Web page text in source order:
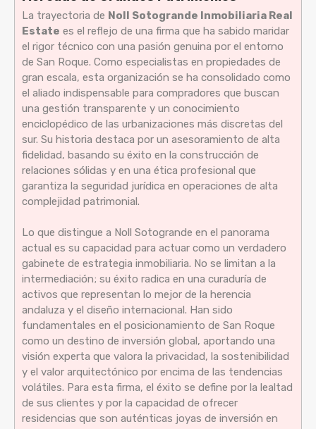
La trayectoria de Noll Sotogrande Inmobiliaria Real
Estate es el reflejo de una firma que ha sabido maridar
el rigor técnico con una pasión genuina por el entorno
de San Roque. Como especialistas en propiedades de
gran escala, esta organización se ha consolidado como
el aliado indispensable para compradores que buscan
una gestión transparente y un conocimiento
enciclopédico de las urbanizaciones más discretas del
sur. Su historia destaca por un asesoramiento de alta
fidelidad, basando su éxito en la construcción de
relaciones sólidas y en una ética profesional que
garantiza la seguridad jurídica en operaciones de alta
complejidad patrimonial.
Lo que distingue a Noll Sotogrande en el panorama
actual es su capacidad para actuar como un verdadero
gabinete de estrategia inmobiliaria. No se limitan a la
intermediación; su éxito radica en una curaduría de
activos que representan lo mejor de la herencia
andaluza y el diseño internacional. Han sido
fundamentales en el posicionamiento de San Roque
como un destino de inversión global, aportando una
visión experta que valora la privacidad, la sostenibilidad
y el valor arquitectónico por encima de las tendencias
volátiles. Para esta firma, el éxito se define por la lealtad
de sus clientes y por la capacidad de ofrecer
residencias que son auténticas joyas de inversión en